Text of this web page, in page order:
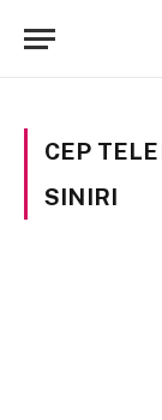
CEP
SINIRI